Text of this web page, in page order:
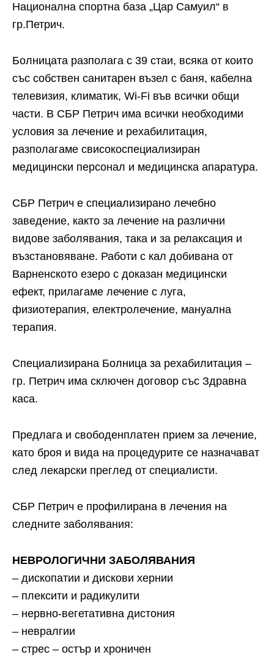
Национална спортна база „Цар Самуил“ в
гр.Петрич.
Болницата разполага с 39 стаи, всяка от които
със собствен санитарен възел с баня, кабелна
телевизия, климатик, Wi-Fi във всички общи
части. В СБР Петрич има всички необходими
условия за лечение и рехабилитация,
разполагаме свисокоспециализиран
медицински персонал и медицинска апаратура.
СБР Петрич е специализирано лечебно
заведение, както за лечение на различни
видове заболявания, така и за релаксация и
възстановяване. Работи с кал добивана от
Варненското езеро с доказан медицински
ефект, прилагаме лечение с луга,
физиотерапия, електролечение, мануална
терапия.
Специализирана Болница за рехабилитация –
гр. Петрич има сключен договор със Здравна
каса.
Предлага и свободенплатен прием за лечение,
като броя и вида на процедурите се назначават
след лекарски преглед от специалисти.
СБР Петрич е профилирана в лечения на
следните заболявания:
НЕВРОЛОГИЧНИ ЗАБОЛЯВАНИЯ
– дископатии и дискови хернии
– плексити и радикулити
– нервно-вегетативна дистония
– невралгии
– стрес – остър и хроничен